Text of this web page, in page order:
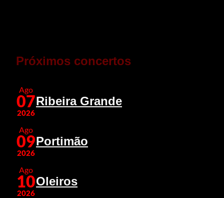
Próximos concertos
Ago
07
2026
Ribeira Grande
Ago
09
2026
Portimão
Ago
10
2026
Oleiros